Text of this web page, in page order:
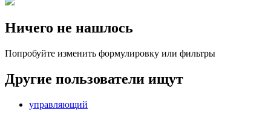
Ничего не нашлось
Попробуйте изменить формулировку или фильтры
Другие пользователи ищут
управляющий